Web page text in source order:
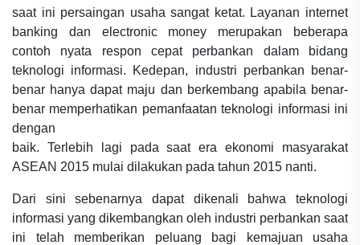
saat ini persaingan usaha sangat ketat. Layanan internet
banking dan electronic money merupakan beberapa
contoh nyata respon cepat perbankan dalam bidang
teknologi informasi. Kedepan, industri perbankan benar-
benar hanya dapat maju dan berkembang apabila benar-
benar memperhatikan pemanfaatan teknologi informasi ini
dengan
baik. Terlebih lagi pada saat era ekonomi masyarakat
ASEAN 2015 mulai dilakukan pada tahun 2015 nanti.
Dari sini sebenarnya dapat dikenali bahwa teknologi
informasi yang dikembangkan oleh industri perbankan saat
ini telah memberikan peluang bagi kemajuan usaha